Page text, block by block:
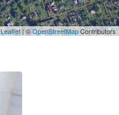
Leaflet| ©OpenStreetMapContributors